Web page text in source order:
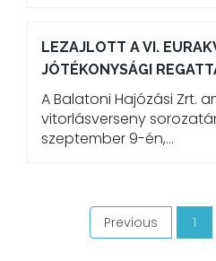
LEZAJLOTT A VI.
JÓTÉKONYSÁGI
A Balatoni Hajózási Zrt.
vitorlásverseny
szeptember 9-én,…
Previous
1